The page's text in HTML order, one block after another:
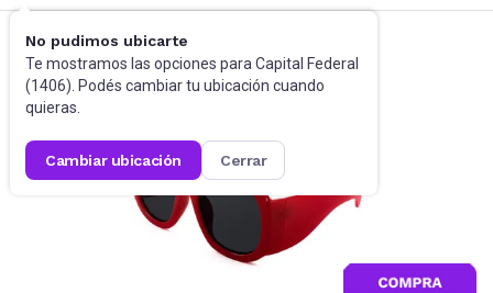
No pudimos ubicarte
Te mostramos las opciones para Capital Federal
(1406). Podés cambiar tu ubicación cuando
quieras.
cambiar ubicación cerrar
Accesorios Anteojos de sol